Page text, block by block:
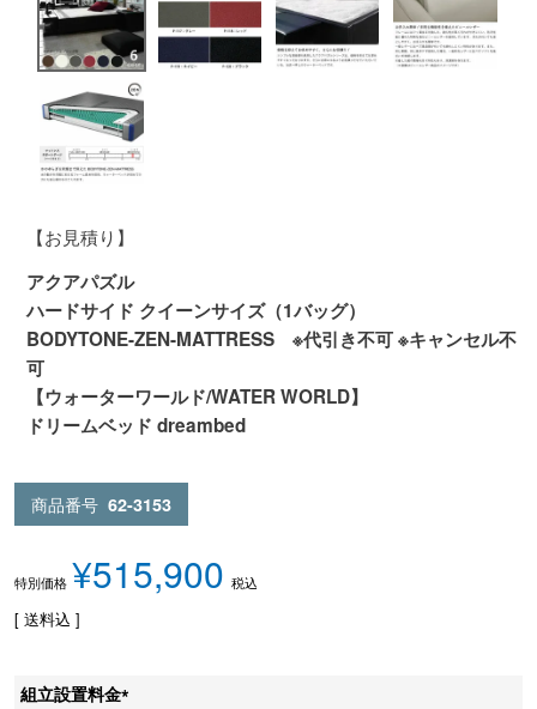
【お見積り】
アクアパズル
ハードサイド クイーンサイズ（1バッグ）
BODYTONE-ZEN-MATTRESS ※代引き不可 ※キャンセル不
可
【ウォーターワールド/WATER WORLD】
ドリームベッド dreambed
商品番号 62-3153
特別価格 ¥515,900 税込
送料込
組立設置料金